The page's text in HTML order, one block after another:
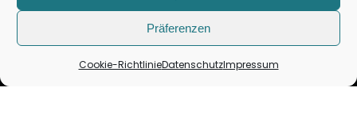
Präferenzen
Cookie-RichtlinieDatenschutzImpressum